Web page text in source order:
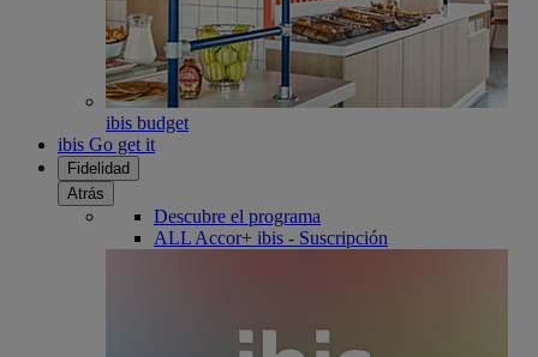
ibis budget
ibis Go get it
Fidelidad
Atrás
Descubre el programa
ALL Accor+ ibis - Suscripción